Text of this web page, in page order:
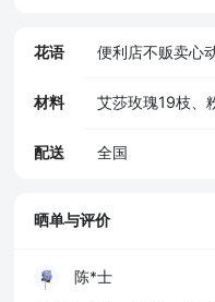
花语 便利店不贩卖心
材料 艾莎玫瑰19枝、
配送 全国
晒单与评价
陈*士